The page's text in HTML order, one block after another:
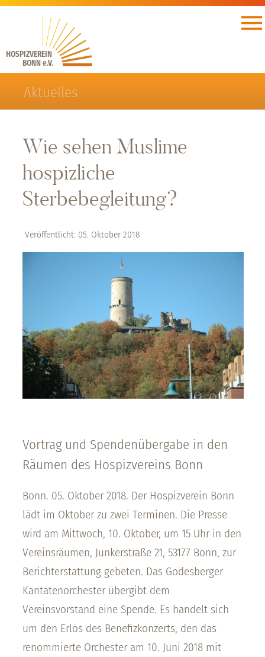
HOSPIZVEREIN
BONN e.V.
Aktuelles
Wie sehen Muslime
hospizliche
Sterbebegleitung?
Veröffentlicht: 05. Oktober 2018
Vortrag und Spendenübergabe in den
Räumen des Hospizvereins Bonn
Bonn. 05. Oktober 2018. Der Hospizverein Bonn
lädt im Oktober zu zwei Terminen. Die Presse
wird am Mittwoch, 10. Oktober, um 15 Uhr in den
Vereinsräumen, Junkerstraße 21, 53177 Bonn, zur
Berichterstattung gebeten. Das Godesberger
Kantatenorchester übergibt dem
Vereinsvorstand eine Spende. Es handelt sich
um den Erlös des Benefizkonzerts, den das
renommierte Orchester am 10. Juni 2018 mit